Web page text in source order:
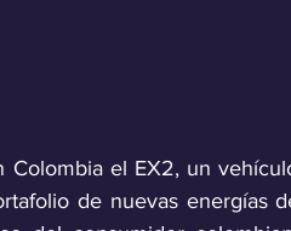
el EX2, un
de nuevas energías